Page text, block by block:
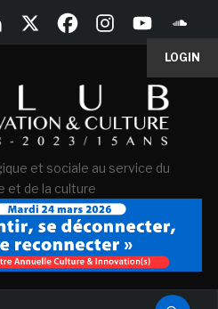
LOGIN
et sociale au service du
et de la culture